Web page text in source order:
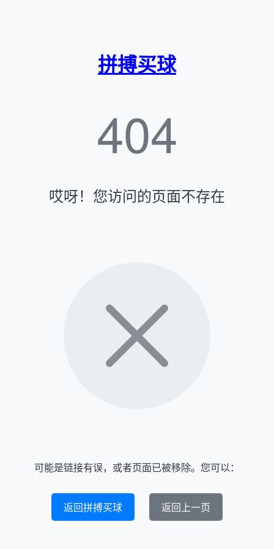
拼搏买球
404
哎呀！您访问的页面不存在
可能是链接有误，或者页面已被移除。您可以：
返回拼搏买球 返回上一页